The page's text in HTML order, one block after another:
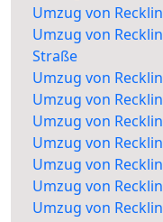
Umzug von
Umzug von
Straße
Umzug von
Umzug von
Umzug von
Umzug von
Umzug von
Umzug von
Umzug von